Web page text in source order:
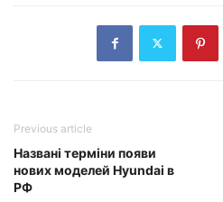
Previous article
Названі терміни появи
нових моделей Hyundai в
РФ